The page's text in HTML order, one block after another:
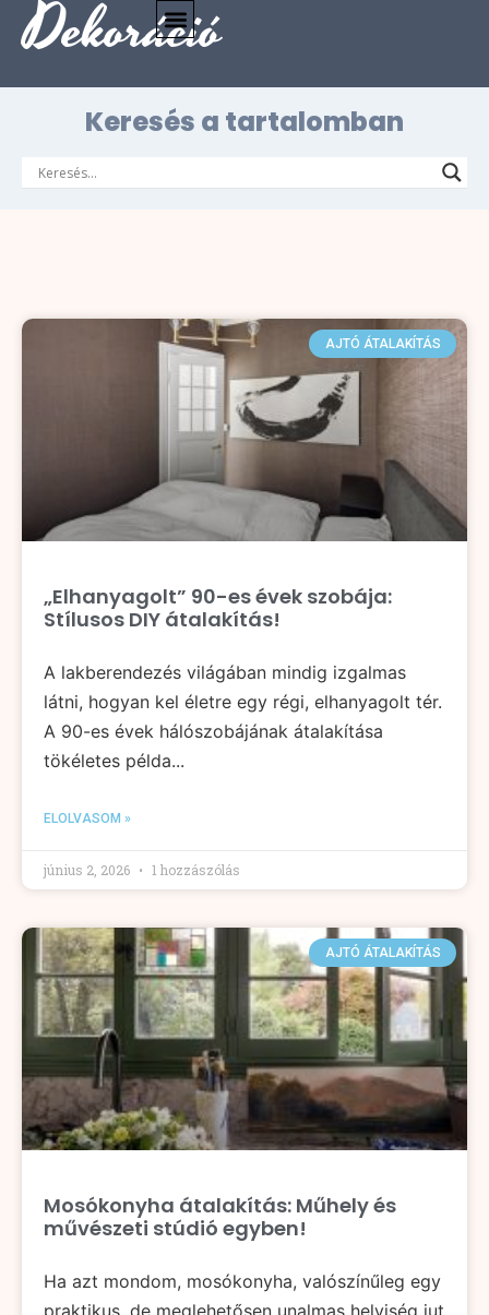
Dekoráció
Keresés a tartalomban
AJTÓ ÁTALAKÍTÁS
„Elhanyagolt” 90-es évek szobája:
Stílusos DIY átalakítás!
A lakberendezés világában mindig izgalmas
látni, hogyan kel életre egy régi, elhanyagolt tér.
A 90-es évek hálószobájának átalakítása
tökéletes példa...
ELOLVASOM »
június 2, 2026 1 hozzászólás
AJTÓ ÁTALAKÍTÁS
Mosókonyha átalakítás: Műhely és
művészeti stúdió egyben!
Ha azt mondom, mosókonyha, valószínűleg egy
praktikus, de meglehetősen unalmas helyiség jut